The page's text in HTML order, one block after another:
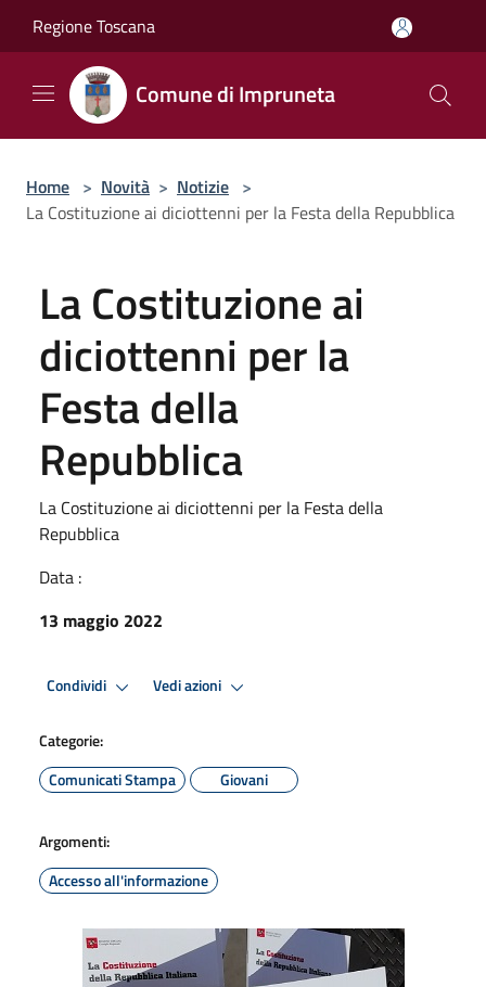
Regione Toscana
Comune di Impruneta
Home > Novità > Notizie >
La Costituzione ai diciottenni per la Festa della Repubblica
La Costituzione ai
diciottenni per la
Festa della
Repubblica
La Costituzione ai diciottenni per la Festa della
Repubblica
Data :
13 maggio 2022
Condividi Vedi azioni
Categorie:
Comunicati Stampa
Giovani
Argomenti:
Accesso all'informazione